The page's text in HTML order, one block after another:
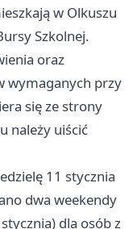
w Olkuszu
Szkolnej.
oraz
wymaganych przy
się ze strony
należy uiścić
11 stycznia
dwa weekendy
dla osób z